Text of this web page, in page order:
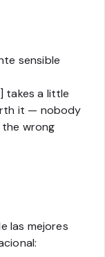
sensible
takes a little
it — nobody
wrong
las mejores